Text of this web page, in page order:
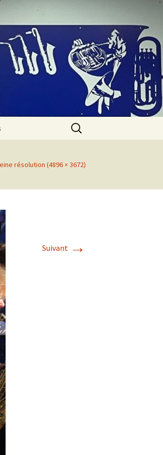
Rechercher :
résolution (4896 × 3672)
Suivant →